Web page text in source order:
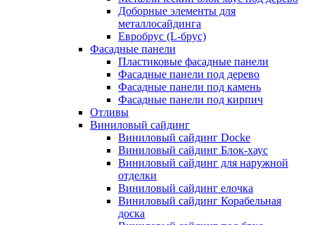
Доборные элементы для
металлосайдинга
Евробрус (L-брус)
Фасадные панели
Пластиковые фасадные панели
Фасадные панели под дерево
Фасадные панели под камень
Фасадные панели под кирпич
Отливы
Виниловый сайдинг
Виниловый сайдинг Docke
Виниловый сайдинг Блок-хаус
Виниловый сайдинг для наружной
отделки
Виниловый сайдинг елочка
Виниловый сайдинг Корабельная
доска